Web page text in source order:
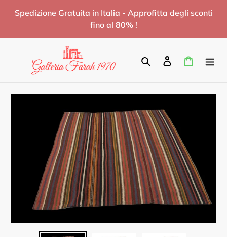
direttamente
Spedizione Gratuita in Italia - Approfitta degli sconti
fino al 80% !
Cerca Accedi Carrello